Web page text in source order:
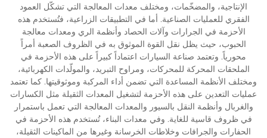
الإنتاجية، والمضخّمات، ومختلف معدات المعالجة التي تشكّل العمود
الفقري للعمليات الصناعية. أما في التطبيقات الزراعية، فتُستخدم هذه
الأحزمة في الجرارات وآلات الحصاد وأنظمة الري ومعدات معالجة
الحبوب، حيث يظل نقل القوة الموثوق به في الظروف الصعبة أمراً
محورياً. وتعتمد صناعة السيارات اعتماداً كبيراً على هذه الأحزمة في
الملحقات المحركة للمحركات، ومراوح التبريد، والمولّدات الكهربائية،
ومختلف الأنظمة المساعدة التي تضمن أداء المركبة وموثوقيتها. كما تعتمد
عمليات التعدين على هذه الأحزمة لتشغيل المعدات الثقيلة مثل الكسارات
والغربال وأنظمة النقل بالسيور والمعدات المعالجة التي تعمل باستمرار
في ظروف قاسية للغاية. وفي معدات البناء، تُستخدم هذه الأحزمة في
الحفارات والجرافات وخلاطات الخرسانة وغيرها من الماكينات الثقيلة،